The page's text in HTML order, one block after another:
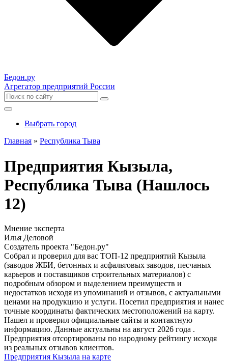
Бедон.ру
Агрегатор предприятий России
Выбрать город
Главная » Республика Тыва
Предприятия Кызыла,
Республика Тыва (Нашлось
12)
Мнение эксперта
Илья Деловой
Создатель проекта "Бедон.ру"
Собрал и проверил для вас ТОП-12 предприятий Кызыла
(заводов ЖБИ, бетонных и асфальтовых заводов, песчаных
карьеров и поставщиков строительных материалов) с
подробным обзором и выделением преимуществ и
недостатков исходя из упоминаний и отзывов, с актуальными
ценами на продукцию и услуги. Посетил предприятия и нанес
точные координаты фактических местоположений на карту.
Нашел и проверил официальные сайты и контактную
информацию. Данные актуальны на август 2026 года .
Предприятия отсортированы по народному рейтингу исходя
из реальных отзывов клиентов.
Предприятия Кызыла на карте